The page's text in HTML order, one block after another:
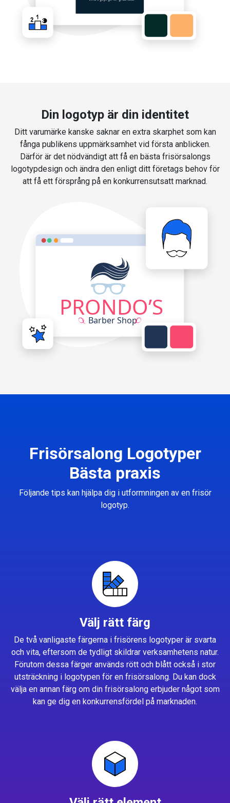
Din logotyp är din identitet
Ditt varumärke kanske saknar en extra skarphet som kan
fånga publikens uppmärksamhet vid första anblicken.
Därför är det nödvändigt att få en bästa frisörsalongs
logotypdesign och ändra den enligt ditt företags behov för
att få ett försprång på en konkurrensutsatt marknad.
Frisörsalong Logotyper
Bästa praxis
Följande tips kan hjälpa dig i utformningen av en frisör
logotyp.
Välj rätt färg
De två vanligaste färgerna i frisörens logotyper är svarta
och vita, eftersom de tydligt skildrar verksamhetens natur.
Förutom dessa färger används rött och blått också i stor
utsträckning i logotypen för en frisörsalong. Du kan dock
välja en annan färg om din frisörsalong erbjuder något som
kan ge dig en konkurrensfördel på marknaden.